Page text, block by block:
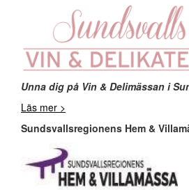
Unna dig på Vin & Delimässan i
Läs mer >
Sundsvallsregionens Hem &